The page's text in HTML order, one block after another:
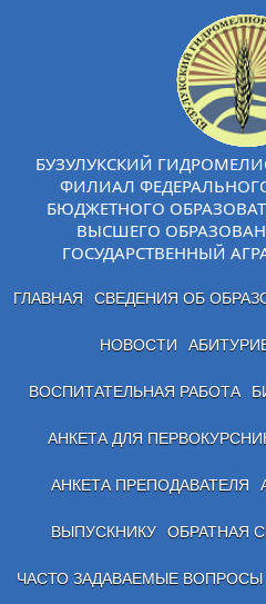
БУЗУЛУКСКИЙ
ФИЛИАЛ
БЮДЖЕТНОГО
ВЫСШЕГО
ГОСУДАРСТВЕННЫЙ
ГЛАВНАЯ СВЕДЕНИЯ ОБ
НОВОСТИ
ВОСПИТАТЕЛЬНАЯ РАБОТА
АНКЕТА ДЛЯ
АНКЕТА ПРЕПОДАВАТЕЛЯ
ВЫПУСКНИКУ ОБРАТНАЯ
ЧАСТО ЗАДАВАЕМЫЕ ВОПРОСЫ